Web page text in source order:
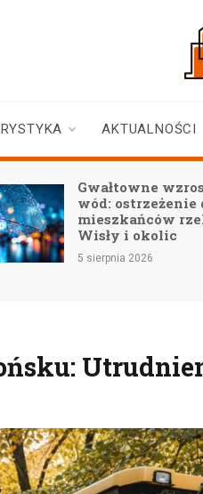
AKTUALNOŚCI
Gwałtowne
wód: ostrzeżenie
mieszkańców
Wisły i okolic
5 sierpnia 2026